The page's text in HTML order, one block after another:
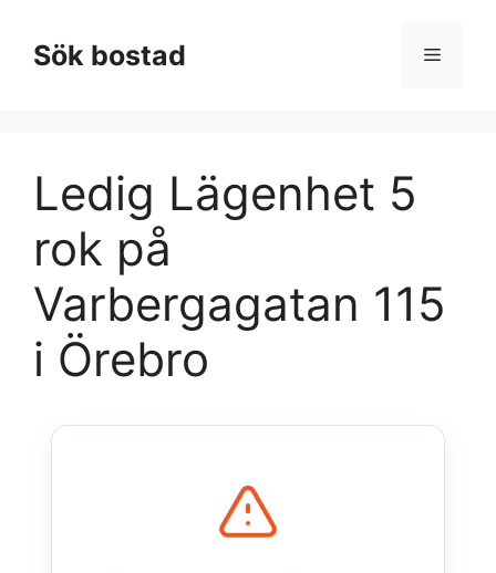
innehållSök bostad Meny
Ledig Lägenhet 5
rok på
Varbergagatan 115
i Örebro